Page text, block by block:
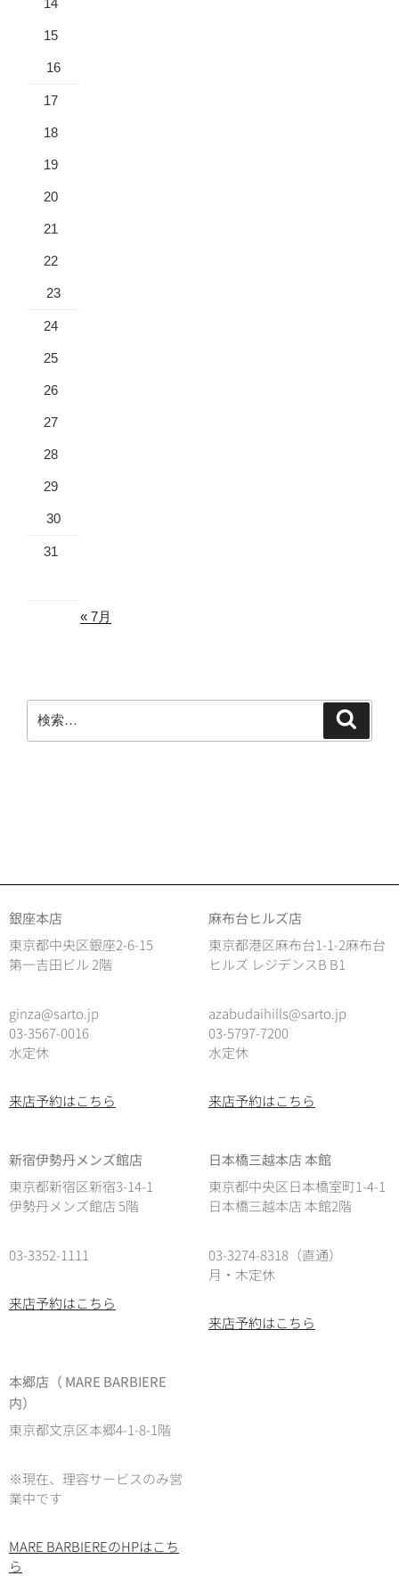
15
16
17
18
19
20
21
22
23
24
25
26
27
28
29
30
31
« 7月
銀座本店
東京都中央区銀座2-6-15
第一吉田ビル 2階
ginza@sarto.jp
03-3567-0016
水定休
来店予約はこちら
麻布台ヒルズ店
東京都港区麻布台1-1-2麻布台
ヒルズ レジデンスB B1
azabudaihills@sarto.jp
03-5797-7200
水定休
来店予約はこちら
新宿伊勢丹メンズ館店
東京都新宿区新宿3-14-1
伊勢丹メンズ館店 5階
03-3352-1111
来店予約はこちら
日本橋三越本店 本館
東京都中央区日本橋室町1-4-1
日本橋三越本店 本館2階
03-3274-8318（直通）
月・木定休
来店予約はこちら
本郷店（ MARE BARBIERE
内）
東京都文京区本郷4-1-8-1階
※現在、理容サービスのみ営
業中です
MARE BARBIEREのHPはこち
ら